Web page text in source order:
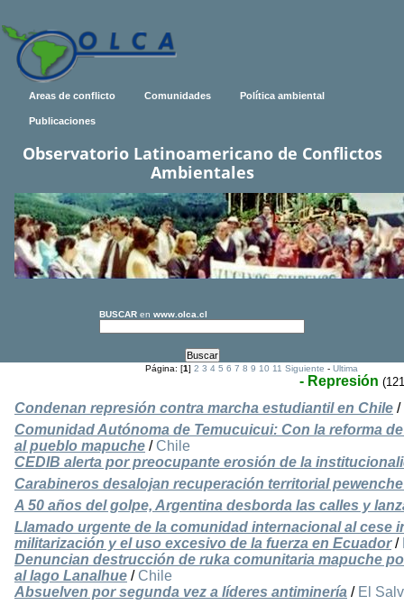
Areas de conflicto Comunidades Política ambiental
Publicaciones
Observatorio Latinoamericano de Conflictos
Ambientales
BUSCAR en www.olca.cl
Página: [1]2 3 4 5 6 7 8 9 10 11 Siguiente -Ultima
- Represión
Condenan represión contra marcha estudiantil en Chile /
Comunidad Autónoma de Temucuicui: Con la reforma
al pueblo mapuche / Chile
CEDIB alerta por preocupante erosión de la
Carabineros desalojan recuperación territorial
A 50 años del golpe, Argentina desborda las calles y
Llamado urgente de la comunidad internacional al cese
militarización y el uso excesivo de la fuerza en Ecuador/
Denuncian destrucción de ruka comunitaria mapuche
al lago Lanalhue / Chile
Absuelven por segunda vez a líderes antiminería / El